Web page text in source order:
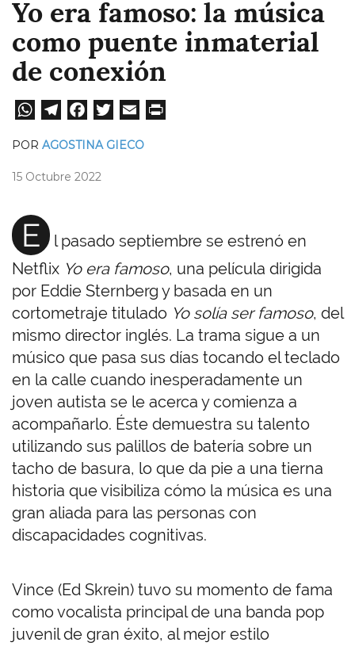
Yo era famoso: la música
como puente inmaterial
de conexión
W
A
pp
Te
a
Fa
ok
POR AGOSTINA GIECO
15 Octubre 2022
E
l pasado septiembre se estrenó en
Netflix Yo era famoso, una película dirigida
por Eddie Sternberg y basada en un
cortometraje titulado Yo solía ser famoso, del
mismo director inglés. La trama sigue a un
músico que pasa sus días tocando el teclado
en la calle cuando inesperadamente un
joven autista se le acerca y comienza a
acompañarlo. Éste demuestra su talento
utilizando sus palillos de batería sobre un
tacho de basura, lo que da pie a una tierna
historia que visibiliza cómo la música es una
gran aliada para las personas con
discapacidades cognitivas.
Vince (Ed Skrein) tuvo su momento de fama
como vocalista principal de una banda pop
juvenil de gran éxito, al mejor estilo